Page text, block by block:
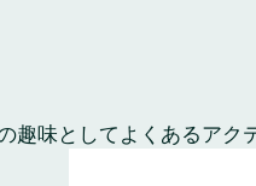
味としてよくあるアク